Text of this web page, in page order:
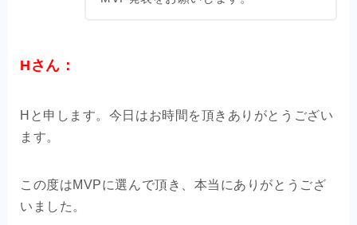
Hさん：
Hと申します。今日はお時間を頂きありがとうござい
ます。
この度はMVPに選んで頂き、本当にありがとうござ
いました。